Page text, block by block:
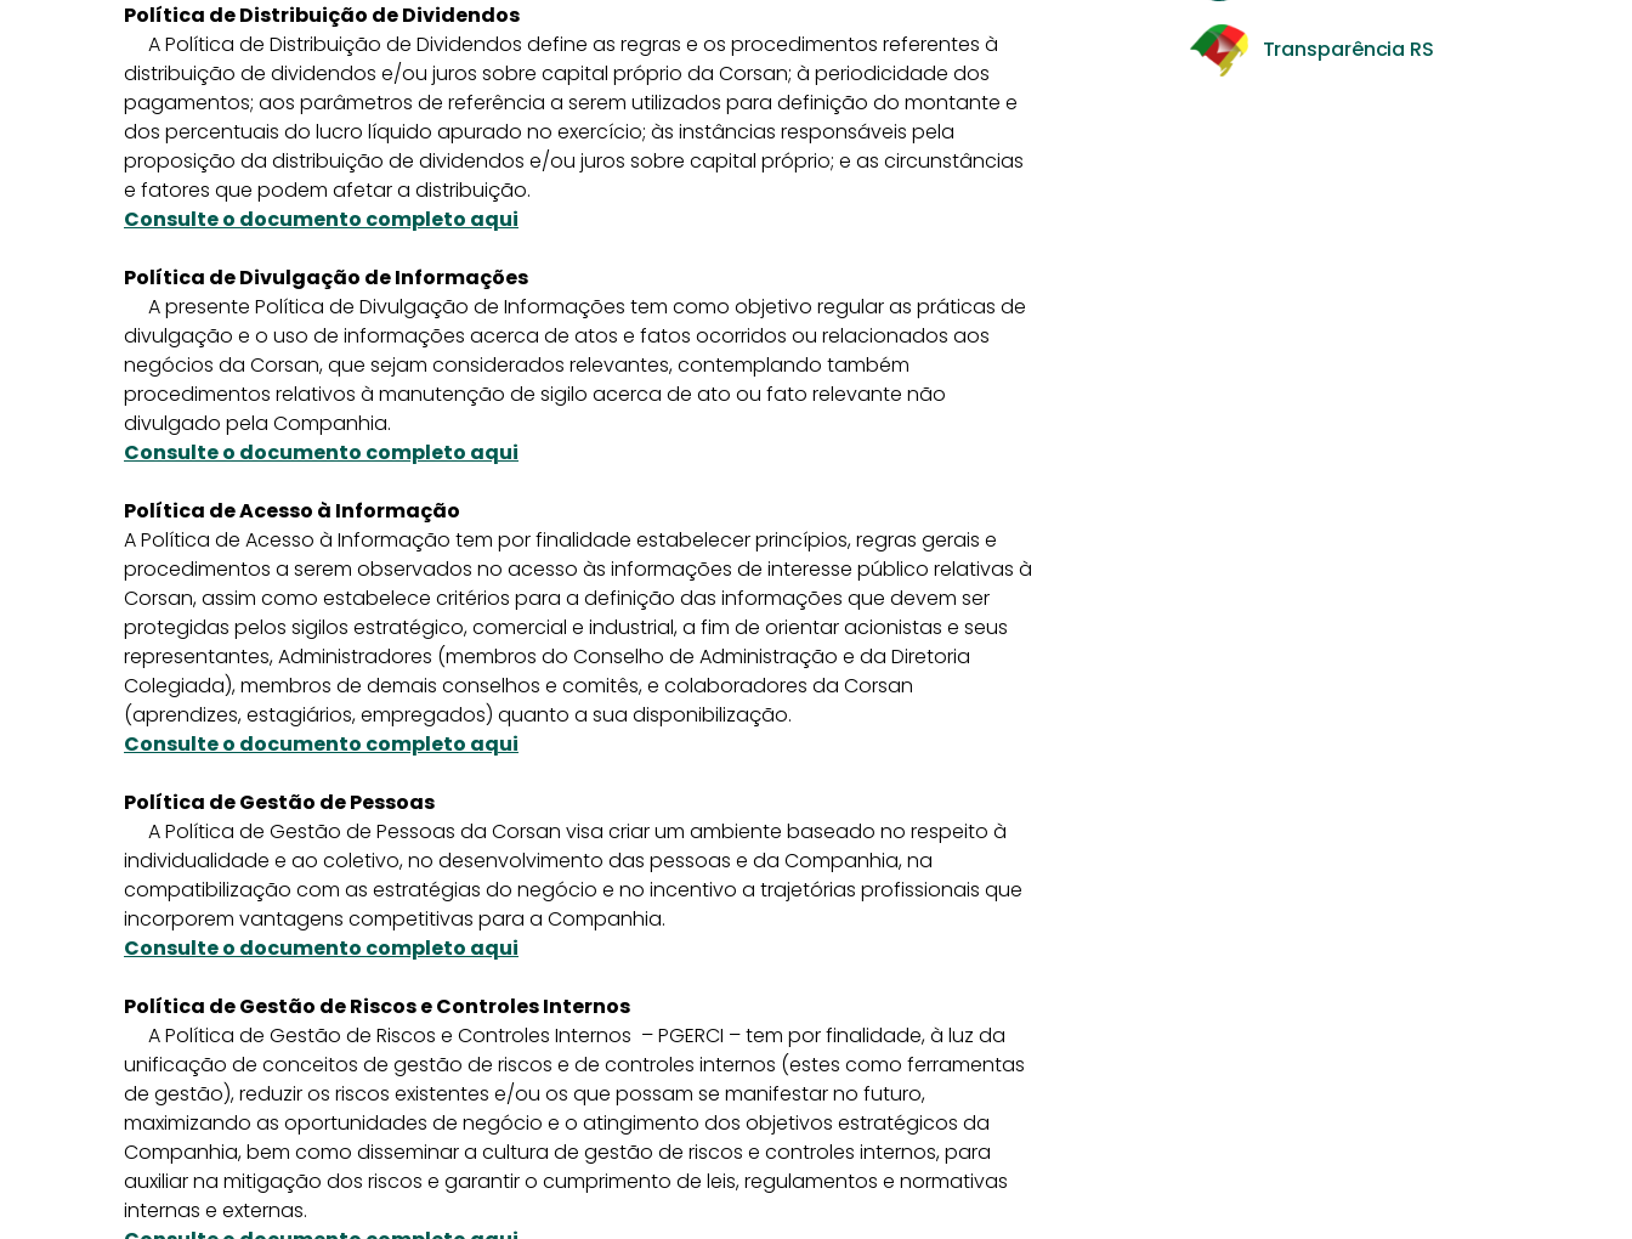
Política de Distribuição de Dividendos
A Política de Distribuição de Dividendos define as regras e os procedimentos referentes à
distribuição de dividendos e/ou juros sobre capital próprio da Corsan; à periodicidade dos
pagamentos; aos parâmetros de referência a serem utilizados para definição do montante e
dos percentuais do lucro líquido apurado no exercício; às instâncias responsáveis pela
proposição da distribuição de dividendos e/ou juros sobre capital próprio; e as circunstâncias
e fatores que podem afetar a distribuição.
Consulte o documento completo aqui
Política de Divulgação de Informações
A presente Política de Divulgação de Informações tem como objetivo regular as práticas de
divulgação e o uso de informações acerca de atos e fatos ocorridos ou relacionados aos
negócios da Corsan, que sejam considerados relevantes, contemplando também
procedimentos relativos à manutenção de sigilo acerca de ato ou fato relevante não
divulgado pela Companhia.
Consulte o documento completo aqui
Política de Acesso à Informação
A Política de Acesso à Informação tem por finalidade estabelecer princípios, regras gerais e
procedimentos a serem observados no acesso às informações de interesse público relativas à
Corsan, assim como estabelece critérios para a definição das informações que devem ser
protegidas pelos sigilos estratégico, comercial e industrial, a fim de orientar acionistas e seus
representantes, Administradores (membros do Conselho de Administração e da Diretoria
Colegiada), membros de demais conselhos e comitês, e colaboradores da Corsan
(aprendizes, estagiários, empregados) quanto a sua disponibilização.
Consulte o documento completo aqui
Política de Gestão de Pessoas
A Política de Gestão de Pessoas da Corsan visa criar um ambiente baseado no respeito à
individualidade e ao coletivo, no desenvolvimento das pessoas e da Companhia, na
compatibilização com as estratégias do negócio e no incentivo a trajetórias profissionais que
incorporem vantagens competitivas para a Companhia.
Consulte o documento completo aqui
Política de Gestão de Riscos e Controles Internos
A Política de Gestão de Riscos e Controles Internos – PGERCI – tem por finalidade, à luz da
unificação de conceitos de gestão de riscos e de controles internos (estes como ferramentas
de gestão), reduzir os riscos existentes e/ou os que possam se manifestar no futuro,
maximizando as oportunidades de negócio e o atingimento dos objetivos estratégicos da
Companhia, bem como disseminar a cultura de gestão de riscos e controles internos, para
auxiliar na mitigação dos riscos e garantir o cumprimento de leis, regulamentos e normativas
internas e externas.
Transparência RS